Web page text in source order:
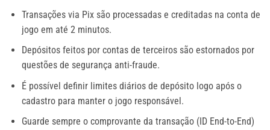
Transações via Pix são processadas e creditadas na conta de
jogo em até 2 minutos.
Depósitos feitos por contas de terceiros são estornados por
questões de segurança anti-fraude.
É possível definir limites diários de depósito logo após o
cadastro para manter o jogo responsável.
Guarde sempre o comprovante da transação (ID End-to-End)